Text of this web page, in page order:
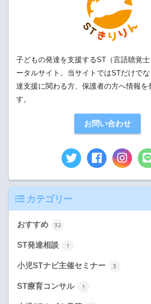
子どもの発達を支援するST（言語聴覚
ータルサイト。当サイトではSTだけで
達支援に関わる方、保護者の方へ情報を
す。
お問い合わせ
カテゴリー
おすすめ 32
ST発達相談 1
小児STナビ主催セミナー 3
ST療育コンサル 1